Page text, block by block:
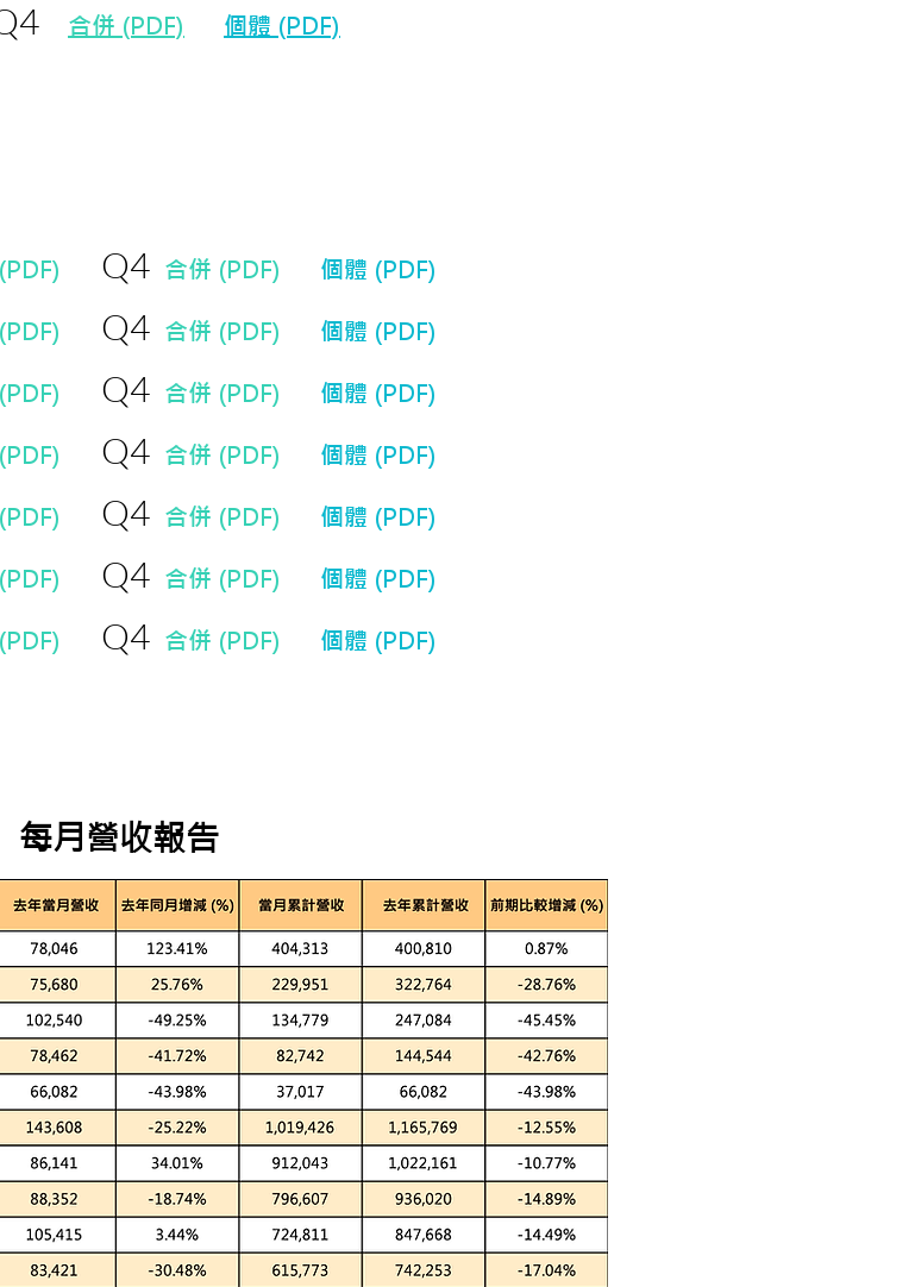
合併 (PDF) 個體 (PDF)
PDF) Q4 合併 (PDF) 個體 (PDF)
Q4 合併 (PDF) 個體 (PDF)
Q4 合併 (PDF) 個體 (PDF)
Q4 合併 (PDF) 個體 (PDF)
(PDF) Q4 合併 (PDF) 個體 (PDF)
(PDF) Q4 合併 (PDF) 個體 (PDF)
(PDF) Q4 合併 (PDF) 個體 (PDF)
每月營收報告